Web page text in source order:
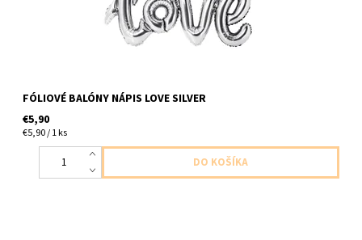
FÓLIOVÉ BALÓNY NÁPIS LOVE SILVER
€5,90
€5,90 / 1 ks